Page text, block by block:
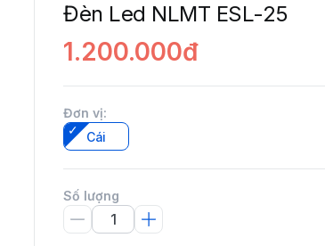
Đèn Led NLMT ESL-25
1.200.000đ
Đơn vị:
Cái
Số lượng